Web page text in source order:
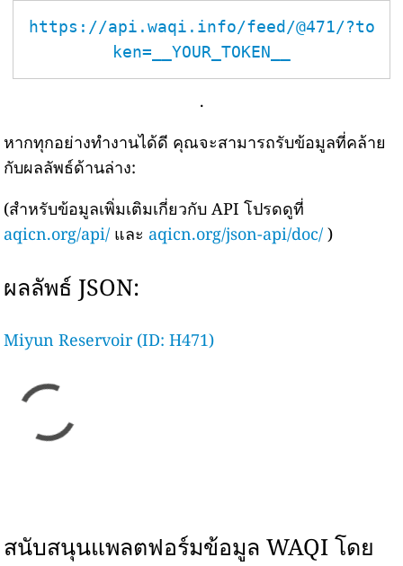
https://api.waqi.info/feed/@471/?to
ken=__YOUR_TOKEN__
.
หากทุกอย่างทำงานได้ดี คุณจะสามารถรับข้อมูลที่คล้าย
กับผลลัพธ์ด้านล่าง:
(สำหรับข้อมูลเพิ่มเติมเกี่ยวกับ API โปรดดูที่
aqicn.org/api/ และ aqicn.org/json-api/doc/ )
ผลลัพธ์ JSON:
Miyun Reservoir (ID: H471)
สนับสนุนแพลตฟอร์มข้อมูล WAQI โดย